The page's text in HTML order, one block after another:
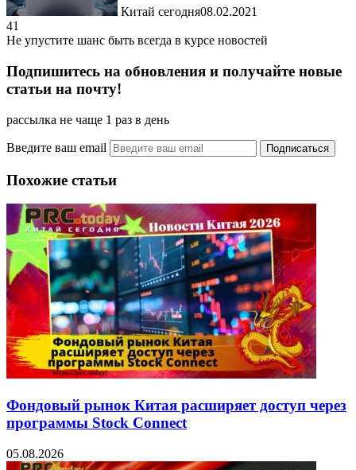
Китай сегодня08.02.2021
41
Не упустите шанс быть всегда в курсе новостей
Подпишитесь на обновления и получайте новые
статьи на почту!
рассылка не чаще 1 раз в день
Введите ваш email
Похожие статьи
Фондовый рынок Китая расширяет доступ через
программы Stock Connect
05.08.2026